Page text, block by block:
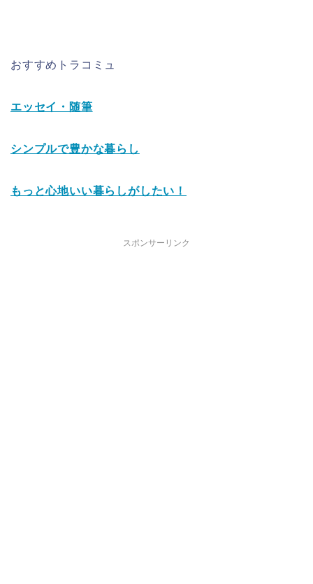
おすすめトラコミュ
エッセイ・随筆
シンプルで豊かな暮らし
もっと心地いい暮らしがしたい！
スポンサーリンク